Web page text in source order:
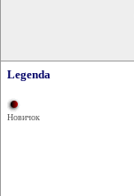
Legenda
Новичок